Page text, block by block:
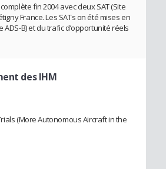
fin 2004 avec deux SAT (Site
France. Les SATs on été mises en
B) et du trafic d’opportunité réels
des IHM
(More Autonomous Aircraft in the